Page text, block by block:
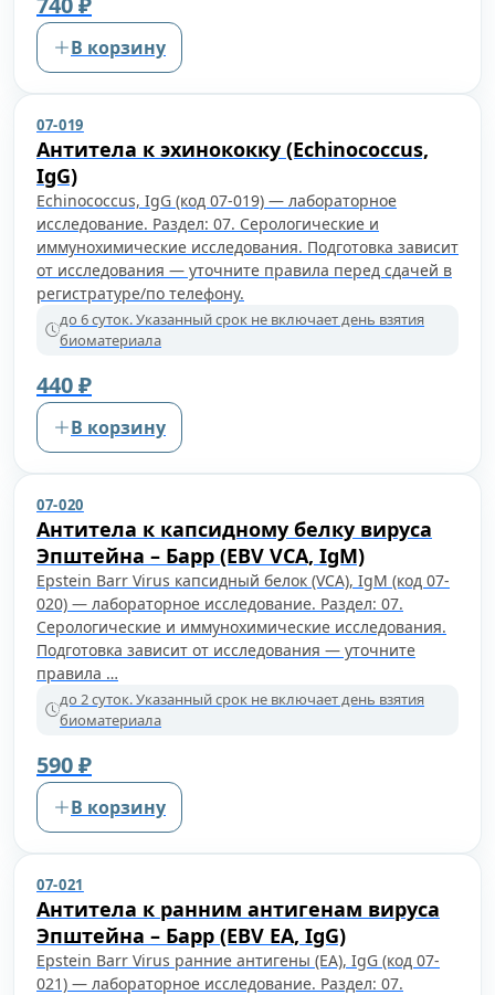
В корзину
07-019
Антитела к эхинококку (Echinococcus,
IgG)
Echinococcus, IgG (код 07-019) — лабораторное
исследование. Раздел: 07. Серологические и
иммунохимические исследования. Подготовка зависит
от исследования — уточните правила перед сдачей в
регистратуре/по телефону.
до 6 суток. Указанный срок не включает день взятия
биоматериала
440 ₽
В корзину
07-020
Антитела к капсидному белку вируса
Эпштейна – Барр (EBV VCA, IgM)
Epstein Barr Virus капсидный белок (VCA), IgM (код 07-
020) — лабораторное исследование. Раздел: 07.
Серологические и иммунохимические исследования.
Подготовка зависит от исследования — уточните
правила …
до 2 суток. Указанный срок не включает день взятия
биоматериала
590 ₽
В корзину
07-021
Антитела к ранним антигенам вируса
Эпштейна – Барр (EBV EA, IgG)
Epstein Barr Virus ранние антигены (EA), IgG (код 07-
021) — лабораторное исследование. Раздел: 07.